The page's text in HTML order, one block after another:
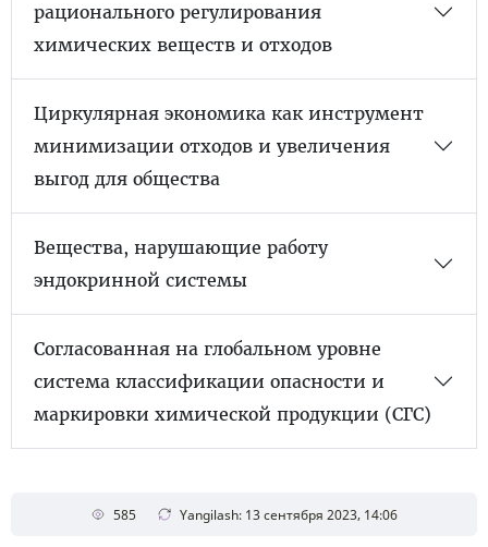
рационального регулирования
химических веществ и отходов
Циркулярная экономика как инструмент
минимизации отходов и увеличения
выгод для общества
Вещества, нарушающие работу
эндокринной системы
Согласованная на глобальном уровне
система классификации опасности и
маркировки химической продукции (СГС)
585 Yangilash: 13 сентября 2023, 14:06